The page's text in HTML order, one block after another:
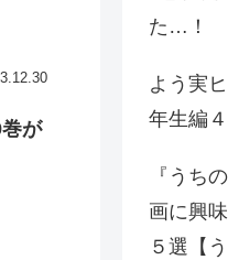
が
た…！
よう実
年生編
『うち
画に興
５選【